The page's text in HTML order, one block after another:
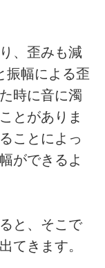
、歪みも減
振幅による歪
時に音に濁
とがありま
ことによっ
ができるよ
と、そこで
てきます。